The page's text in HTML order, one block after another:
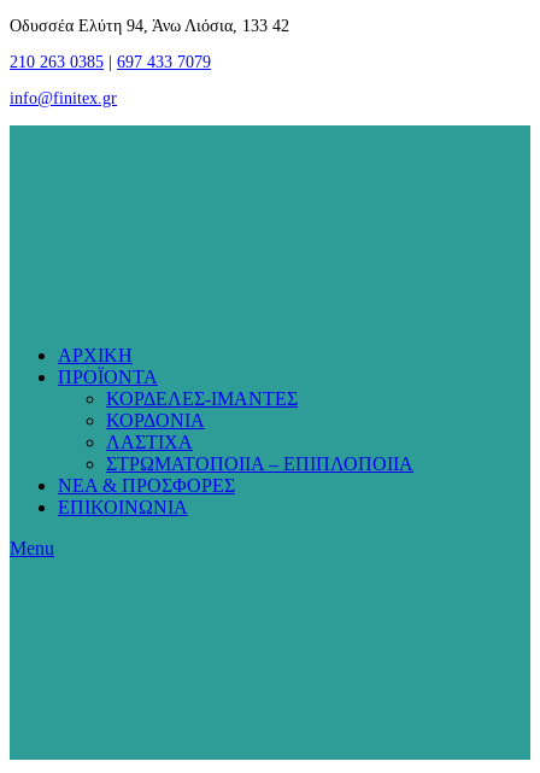
Οδυσσέα Ελύτη 94, Άνω Λιόσια, 133 42
210 263 0385
697 433 7079
info@finitex.gr
ΑΡΧΙΚΗ
ΠΡΟΪΟΝΤΑ
ΚΟΡΔΕΛΕΣ-ΙΜΑΝΤΕΣ
ΚΟΡΔΟΝΙΑ
ΛΑΣΤΙΧΑ
ΣΤΡΩΜΑΤΟΠΟΙΙΑ – ΕΠΙΠΛΟΠΟΙΙΑ
ΝΕΑ & ΠΡΟΣΦΟΡΕΣ
ΕΠΙΚΟΙΝΩΝΙΑ
Menu